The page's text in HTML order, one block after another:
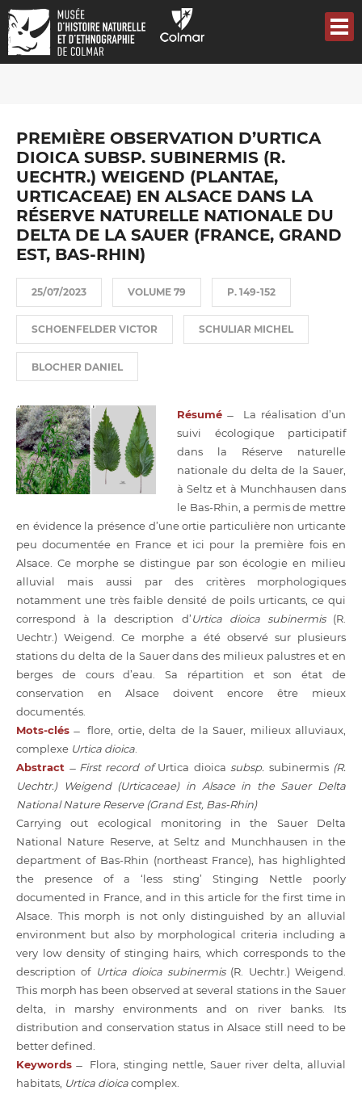
Aller
au
contenu
principal
PREMIÈRE OBSERVATION D’URTICA
DIOICA SUBSP. SUBINERMIS (R.
UECHTR.) WEIGEND (PLANTAE,
URTICACEAE) EN ALSACE DANS LA
RÉSERVE NATURELLE NATIONALE DU
DELTA DE LA SAUER (FRANCE, GRAND
EST, BAS-RHIN)
25/07/2023 VOLUME 79 P. 149-152
SCHOENFELDER VICTOR SCHULIAR MICHEL
BLOCHER DANIEL
Résumé ̶ La réalisation d’un
suivi écologique participatif
dans la Réserve naturelle
nationale du delta de la Sauer,
à Seltz et à Munchhausen dans
le Bas-Rhin, a permis de mettre
en évidence la présence d’une ortie particulière non urticante
peu documentée en France et ici pour la première fois en
Alsace. Ce morphe se distingue par son écologie en milieu
alluvial mais aussi par des critères morphologiques
notamment une très faible densité de poils urticants, ce qui
correspond à la description d’Urtica dioica subinermis (R.
Uechtr.) Weigend. Ce morphe a été observé sur plusieurs
stations du delta de la Sauer dans des milieux palustres et en
berges de cours d’eau. Sa répartition et son état de
conservation en Alsace doivent encore être mieux
documentés.
Mots-clés ̶ flore, ortie, delta de la Sauer, milieux alluviaux,
complexe Urtica dioica
Abstract ̶ First record ofUrtica dioica subsp. subinermis(R.
Uechtr.) Weigend (Urticaceae) in Alsace in the Sauer Delta
National Nature Reserve (Grand Est, Bas-Rhin)
Carrying out ecological monitoring in the Sauer Delta
National Nature Reserve, at Seltz and Munchhausen in the
department of Bas-Rhin (northeast France), has highlighted
the presence of a ‘less sting’ Stinging Nettle poorly
documented in France, and in this article for the first time in
Alsace. This morph is not only distinguished by an alluvial
environment but also by morphological criteria including a
very low density of stinging hairs, which corresponds to the
description of Urtica dioica subinermis (R. Uechtr.) Weigend.
This morph has been observed at several stations in the Sauer
delta, in marshy environments and on river banks. Its
distribution and conservation status in Alsace still need to be
better defined.
Keywords ̶ Flora, stinging nettle, Sauer river delta, alluvial
habitats, Urtica dioicacomplex.